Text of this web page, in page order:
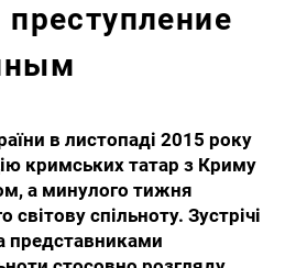
преступление
в листопаді 2015 року
кримських татар з Криму
а минулого тижня
світову спільноту. Зустрічі
представниками